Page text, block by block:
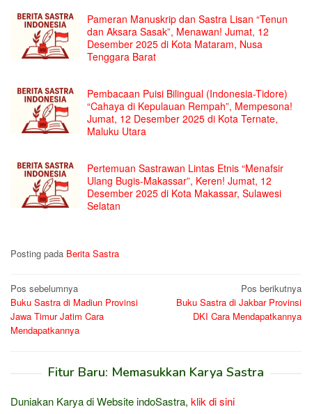
Pameran Manuskrip dan Sastra Lisan “Tenun
dan Aksara Sasak”, Menawan! Jumat, 12
Desember 2025 di Kota Mataram, Nusa
Tenggara Barat
Pembacaan Puisi Bilingual (Indonesia-Tidore)
“Cahaya di Kepulauan Rempah”, Mempesona!
Jumat, 12 Desember 2025 di Kota Ternate,
Maluku Utara
Pertemuan Sastrawan Lintas Etnis “Menafsir
Ulang Bugis-Makassar”, Keren! Jumat, 12
Desember 2025 di Kota Makassar, Sulawesi
Selatan
Posting pada Berita Sastra
Navigasi
pos
Pos sebelumnya
Buku Sastra di Madiun Provinsi
Jawa Timur Jatim Cara
Mendapatkannya
Pos berikutnya
Buku Sastra di Jakbar Provinsi
DKI Cara Mendapatkannya
Fitur Baru: Memasukkan Karya Sastra
Duniakan Karya di Website indoSastra, klik di sini